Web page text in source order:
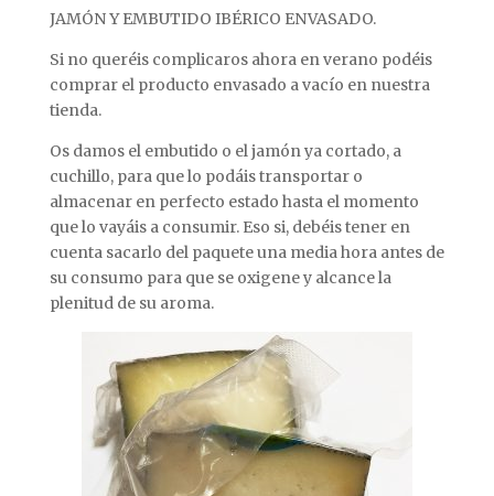
JAMÓN Y EMBUTIDO IBÉRICO ENVASADO.
Si no queréis complicaros ahora en verano podéis
comprar el producto envasado a vacío en nuestra
tienda.
Os damos el embutido o el jamón ya cortado, a
cuchillo, para que lo podáis transportar o
almacenar en perfecto estado hasta el momento
que lo vayáis a consumir. Eso si, debéis tener en
cuenta sacarlo del paquete una media hora antes de
su consumo para que se oxigene y alcance la
plenitud de su aroma.